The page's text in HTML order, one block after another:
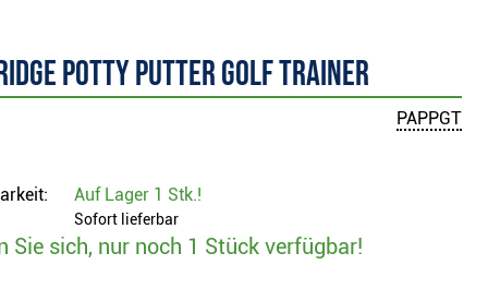
Potty Putter Golf Trainer
PAPPGT
Auf Lager 1 Stk.!
Sofort lieferbar
Sie sich, nur noch 1 Stück verfügbar!